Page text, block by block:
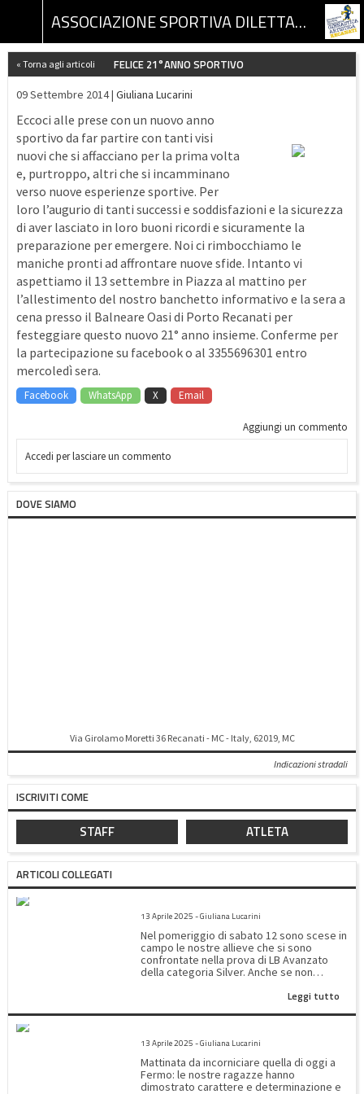
ASSOCIAZIONE SPORTIVA DILETTANTISTICA GINNASTICA ARTISTICA RECANATI
« Torna agli articoli FELICE 21°ANNO SPORTIVO
09 Settembre 2014 | Giuliana Lucarini
Eccoci alle prese con un nuovo anno
sportivo da far partire con tanti visi
nuovi che si affacciano per la prima volta
e, purtroppo, altri che si incamminano
verso nuove esperienze sportive. Per
loro l’augurio di tanti successi e soddisfazioni e la sicurezza
di aver lasciato in loro buoni ricordi e sicuramente la
preparazione per emergere. Noi ci rimbocchiamo le
maniche pronti ad affrontare nuove sfide. Intanto vi
aspettiamo il 13 settembre in Piazza al mattino per
l’allestimento del nostro banchetto informativo e la sera a
cena presso il Balneare Oasi di Porto Recanati per
festeggiare questo nuovo 21° anno insieme. Conferme per
la partecipazione su facebook o al 3355696301 entro
mercoledì sera.
Facebook WhatsApp X Email
Aggiungi un commento
Accedi per lasciare un commento
DOVE SIAMO
Via Girolamo Moretti 36 Recanati - MC - Italy, 62019, MC
Indicazioni stradali
ISCRIVITI COME
STAFF ATLETA
ARTICOLI COLLEGATI
13 Aprile 2025 - Giuliana Lucarini
Nel pomeriggio di sabato 12 sono scese in
campo le nostre allieve che si sono
confrontate nella prova di LB Avanzato
della categoria Silver. Anche se non
nostre moschettiere hanno migliorato
progressiva padronanza del programma
Rossini all'8° posto con un totale di 68,250
bravissima!!! una delle migliori al volteggio
!!! Tra le A5 Beatrice Jiang fa un po' meglio
di Viola Bravi e ad un soffio l' una dall' altra
Leggi tutto
13 Aprile 2025 - Giuliana Lucarini
Mattinata da incorniciare quella di oggi a
Fermo: le nostre ragazze hanno
dimostrato carattere e determinazione e